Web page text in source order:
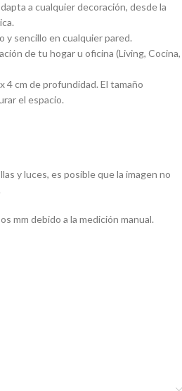
a cualquier decoración, desde la
y sencillo en cualquier pared.
de tu hogar u oficina (Living, Cocina,
4 cm de profundidad. El tamaño
el espacio.
y luces, es posible que la imagen no
mm debido a la medición manual.